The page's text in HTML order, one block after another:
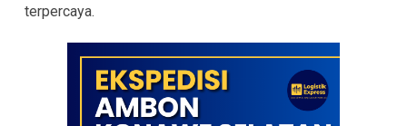
terpercaya.